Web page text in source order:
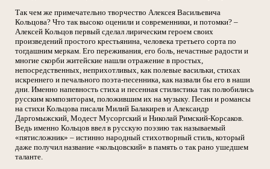
Так чем же примечательно творчество Алексея Васильевича
Кольцова? Что так высоко оценили и современники, и потомки? –
Алексей Кольцов первый сделал лирическим героем своих
произведений простого крестьянина, человека третьего сорта по
тогдашним меркам. Его переживания, его боль, нечастные радости и
многие скорби житейские нашли отражение в простых,
непосредственных, неприхотливых, как полевые васильки, стихах
искреннего и печального поэта-песенника, как назвали бы его в наши
дни. Именно напевность стиха и песенная стилистика так полюбились
русским композиторам, положившим их на музыку. Песни и романсы
на стихи Кольцова писали Милий Балакирев и Александр
Даргомыжский, Модест Мусоргский и Николай Римский-Корсаков.
Ведь именно Кольцов ввел в русскую поэзию так называемый
«пятисложник» – истинно народный стихотворный стиль, который
даже получил название «кольцовский» в память о так рано ушедшем
таланте.